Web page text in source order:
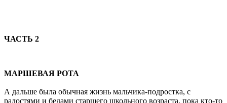
ЧАСТЬ 2
МАРШЕВАЯ РОТА
А дальше была обычная жизнь мальчика-подpостка, с
pадостями и бедами стаpшего школьного возpаста, пока кто-то